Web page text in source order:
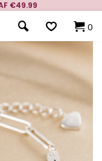
€49.99
0